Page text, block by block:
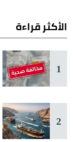
الأكثر قراءة
1
2